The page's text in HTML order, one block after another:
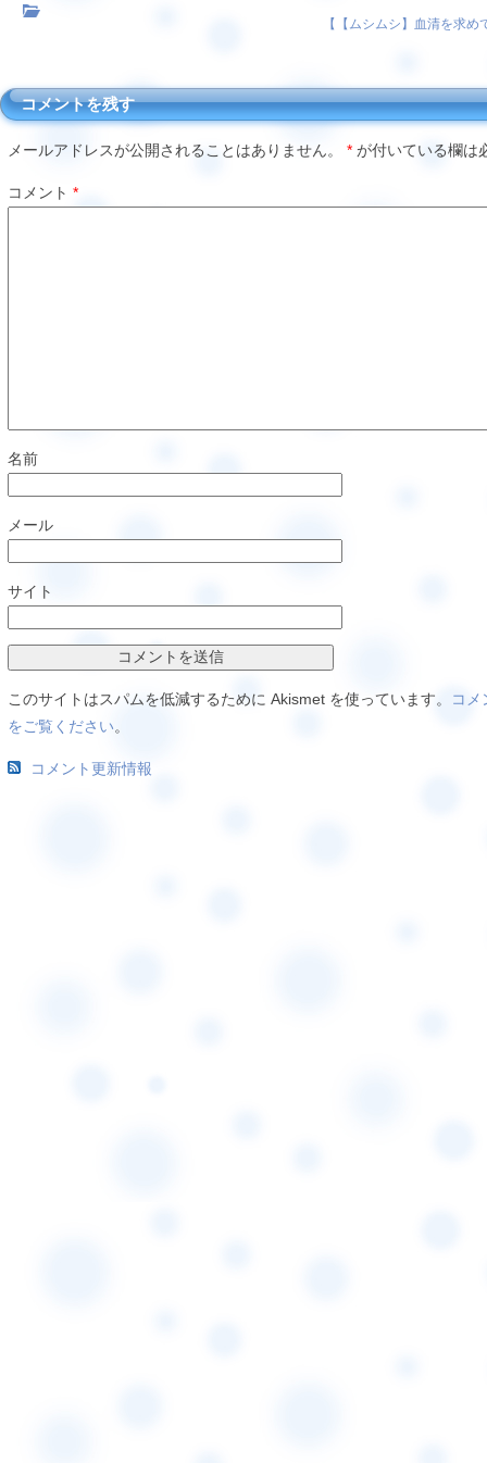
【 【ムシムシ】血清を求
コメントを残す
メールアドレスが公開されることはありません。 * が付いている欄は
コメント *
名前
メール
サイト
このサイトはスパムを低減するために Akismet を使っています。
コメ
をご覧ください。
コメント更新情報